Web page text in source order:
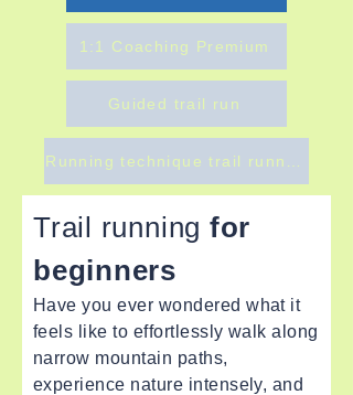
1:1 Coaching Premium
Guided trail run
Running technique trail running
Trail running for
beginners
Have you ever wondered what it
feels like to effortlessly walk along
narrow mountain paths,
experience nature intensely, and